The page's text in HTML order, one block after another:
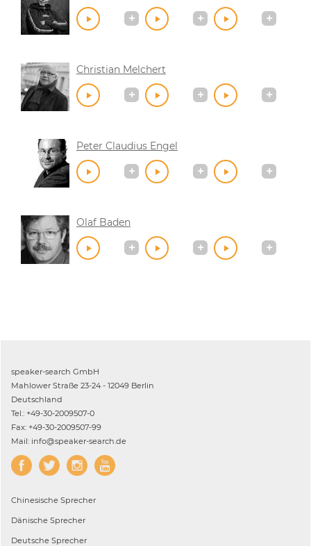
Christian Melchert
Peter Claudius Engel
Olaf Baden
speaker-search GmbH
Mahlower Straße 23-24 - 12049 Berlin
Deutschland
Tel.: +49-30-2009507-0
Fax: +49-30-2009507-99
Mail: info@speaker-search.de
Chinesische Sprecher
Dänische Sprecher
Deutsche Sprecher